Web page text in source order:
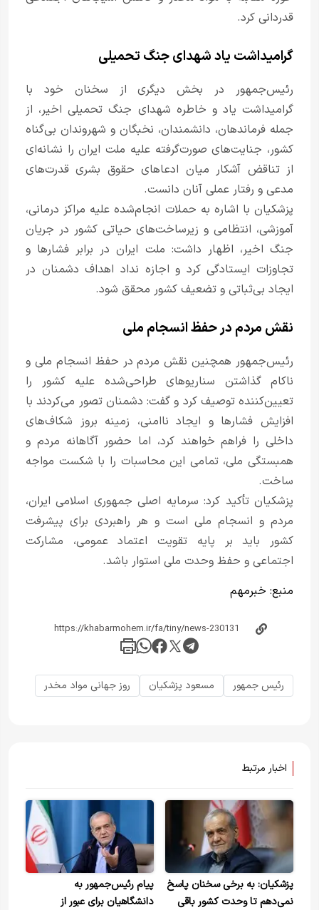
قدردانی کرد.
گرامیداشت یاد شهدای جنگ تحمیلی
رئیس‌جمهور در بخش دیگری از سخنان خود با
گرامیداشت یاد و خاطره شهدای جنگ تحمیلی اخیر، از
جمله فرماندهان، دانشمندان، نخبگان و شهروندان بی‌گناه
کشور، جنایت‌های صورت‌گرفته علیه ملت ایران را نشانه‌ای
از تناقض آشکار میان ادعاهای حقوق بشری قدرت‌های
مدعی و رفتار عملی آنان دانست.
پزشکیان با اشاره به حملات انجام‌شده علیه مراکز درمانی،
آموزشی، انتظامی و زیرساخت‌های حیاتی کشور در جریان
جنگ اخیر، اظهار داشت: ملت ایران در برابر فشارها و
تجاوزات ایستادگی کرد و اجازه نداد اهداف دشمنان در
ایجاد بی‌ثباتی و تضعیف کشور محقق شود.
نقش مردم در حفظ انسجام ملی
رئیس‌جمهور همچنین نقش مردم در حفظ انسجام ملی و
ناکام گذاشتن سناریوهای طراحی‌شده علیه کشور را
تعیین‌کننده توصیف کرد و گفت: دشمنان تصور می‌کردند با
افزایش فشارها و ایجاد ناامنی، زمینه بروز شکاف‌های
داخلی را فراهم خواهند کرد، اما حضور آگاهانه مردم و
همبستگی ملی، تمامی این محاسبات را با شکست مواجه
ساخت.
پزشکیان تأکید کرد: سرمایه اصلی جمهوری اسلامی ایران،
مردم و انسجام ملی است و هر راهبردی برای پیشرفت
کشور باید بر پایه تقویت اعتماد عمومی، مشارکت
اجتماعی و حفظ وحدت ملی استوار باشد.
منبع: خبر‌مهم
رئیس جمهور مسعود پزشکیان روز جهانی مواد مخدر
اخبار مرتبط
پزشکیان: به برخی سخنان پاسخ
نمی‌دهم تا وحدت کشور باقی
پیام رئیس‌جمهور به
دانشگاهیان برای عبور از